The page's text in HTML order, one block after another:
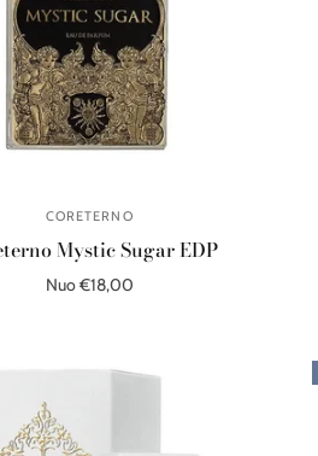
CORETERNO
Mystic Sugar EDP
Nuo €18,00